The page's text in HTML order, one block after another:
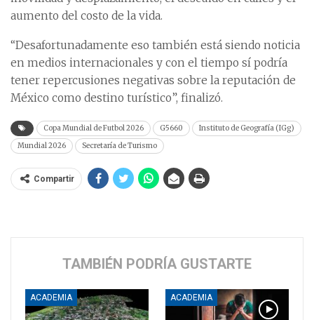
aumento del costo de la vida.
“Desafortunadamente eso también está siendo noticia
en medios internacionales y con el tiempo sí podría
tener repercusiones negativas sobre la reputación de
México como destino turístico”, finalizó.
Copa Mundial de Futbol 2026 G5660
Instituto de Geografía (IGg)
Mundial 2026
Secretaría de Turismo
Compartir
TAMBIÉN PODRÍA GUSTARTE
ACADEMIA ACADEMIA